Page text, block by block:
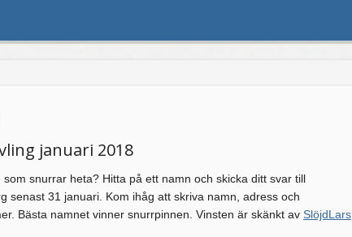
januari 2018
som snurrar heta? Hitta på ett namn och skicka ditt svar till
senast 31 januari. Kom ihåg att skriva namn, adress och
Bästa namnet vinner snurrpinnen. Vinsten är skänkt av SlöjdLars